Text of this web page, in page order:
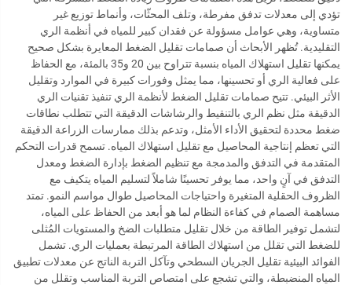
تؤدي إلى معدلات تدفق مفرطة، وتلف المحثّات، وأنماط توزيع غير
متساوية، وهي عوامل مسؤولة عن فقدان كبير للمياه في أنظمة الري
التقليدية. تُظهر الأبحاث أن صمامات تقليل الضغط المعايرة بشكل صحيح
يمكنها تقليل استهلاك المياه بنسبة تتراوح بين 20 و35 بالمئة، مع الحفاظ
على فعالية الري أو تحسينها، مما يمثل وفورات كبيرة في الموارد وتقليل
الأثر البيئي. تتيح صمامات تقليل الضغط لأنظمة الري تنفيذ تقنيات الري
الدقيقة مثل نظم الري بالتنقيط والرشاشات الدقيقة التي تتطلب نطاقات
ضغط محددة لتحقيق الأداء الأمثل، وتدعم بذلك ممارسات الزراعة الدقيقة
التي تعظم إنتاجية المحاصيل مع تقليل استهلاك المياه. تسمح قدرات التحكم
المتقدمة في التدفق والمدمجة مع تنظيم الضغط بإدارة الضغط ومعدل
التدفق في آنٍ واحد، مما يوفر تحسينًا شاملاً لتسليم المياه يتكيف مع
الظروف الحقلية المتغيرة واحتياجات المحاصيل طوال مواسم النمو. تمتد
مساهمة الصمام في كفاءة النظام لما هو أبعد من الحفاظ على المياه،
لتشمل توفير الطاقة من خلال تقليل متطلبات الضخ والمستويات المُثلى
للضغط التي تقلل من استهلاك الطاقة المرتبطة بعمليات الري. تشمل
الفوائد البيئية تقليل الجريان السطحي وتآكل التربة الناتج عن معدلات تطبيق
المياه المنضبطة، والتي تشجع على امتصاص التربة المناسب وتقلل من